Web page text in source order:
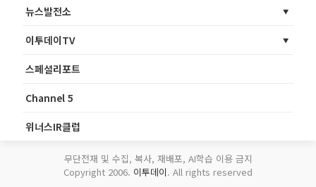
뉴스발전소
이투데이TV
스페셜리포트
Channel 5
위너스IR클럽
무단전재 및 수집, 복사, 재배포, AI학습 이용 금지
Copyright 2006. 이투데이. All rights reserved